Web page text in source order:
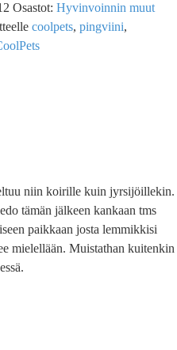
Osastot: Hyvinvoinnin muut
coolpets, pingviini,
niin koirille kuin jyrsijöillekin.
tämän jälkeen kankaan tms
paikkaan josta lemmikkisi
mielellään. Muistathan kuitenkin